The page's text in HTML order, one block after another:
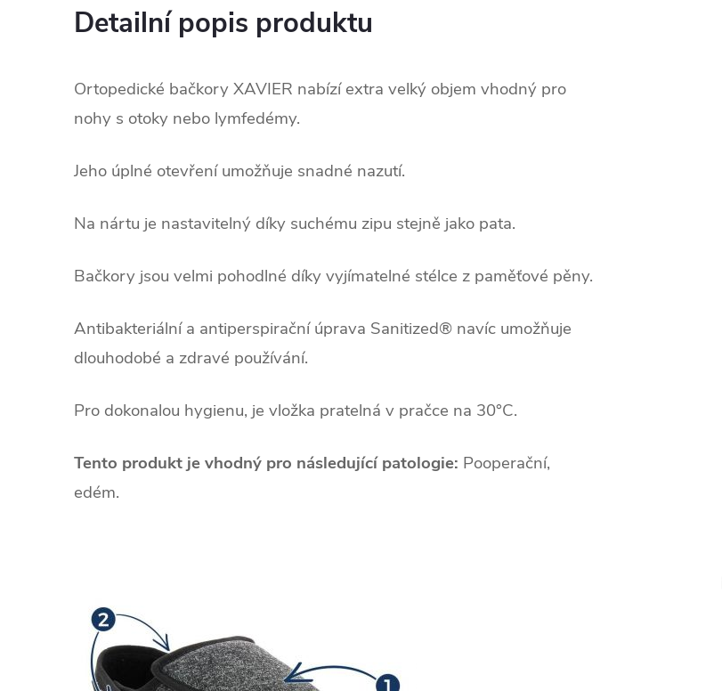
Detailní popis produktu
Ortopedické bačkory XAVIER nabízí extra velký objem vhodný pro
nohy s otoky nebo lymfedémy.
Jeho úplné otevření umožňuje snadné nazutí.
Na nártu je nastavitelný díky suchému zipu stejně jako pata.
Bačkory jsou velmi pohodlné díky vyjímatelné stélce z paměťové pěny.
Antibakteriální a antiperspirační úprava Sanitized® navíc umožňuje
dlouhodobé a zdravé používání.
Pro dokonalou hygienu, je vložka pratelná v pračce na 30°C.
Tento produkt je vhodný pro následující patologie: Pooperační,
edém.